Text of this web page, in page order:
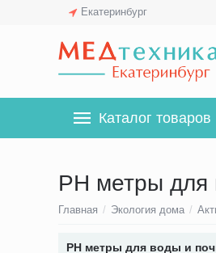
Екатеринбург
Каталог товаров
PH метры
Главная / Экология дома /
PH метры для воды и